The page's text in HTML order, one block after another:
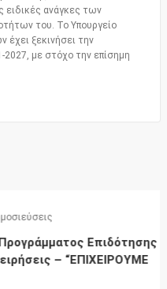
ειδικές ανάγκες των
του. Το Υπουργείο
έχει ξεκινήσει την
με στόχο την επίσημη
Επιδότησης
– “ΕΠΙΧΕΙΡΟΥΜΕ